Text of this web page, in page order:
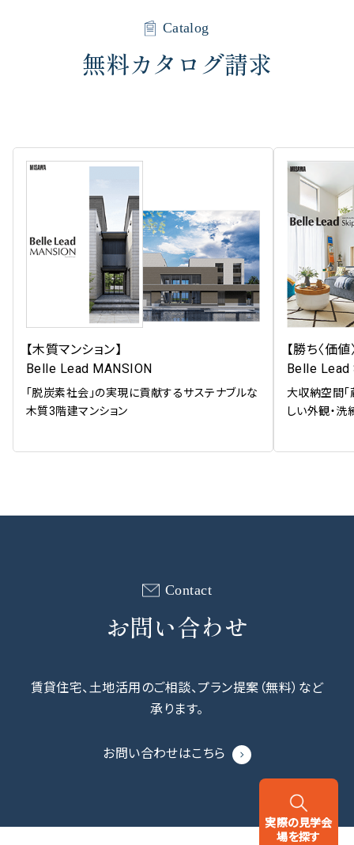
Catalog
無料カタログ請求
【木質マンション】
Belle Lead MANSION
「脱炭素社会」の実現に貢献するサステナブルな
木質3階建マンション
【勝ち〈価
Belle
大収納空間「
しい外観・
Contact
お問い合わせ
賃貸住宅、⼟地活⽤のご相談、プラン提案（無料）など
承ります。
お問い合わせはこちら
実際の見学会
場を探す